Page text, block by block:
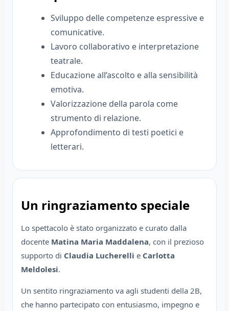
Sviluppo delle competenze espressive e
comunicative.
Lavoro collaborativo e interpretazione
teatrale.
Educazione all’ascolto e alla sensibilità
emotiva.
Valorizzazione della parola come
strumento di relazione.
Approfondimento di testi poetici e
letterari.
Un ringraziamento speciale
Lo spettacolo è stato organizzato e curato dalla
docente Matina Maria Maddalena, con il prezioso
supporto di Claudia Lucherelli e Carlotta
Meldolesi.
Un sentito ringraziamento va agli studenti della 2B,
che hanno partecipato con entusiasmo, impegno e